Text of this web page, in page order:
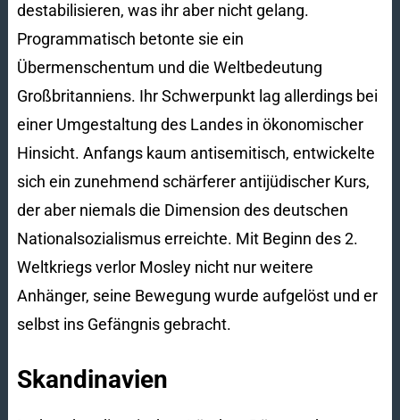
destabilisieren, was ihr aber nicht gelang.
Programmatisch betonte sie ein
Übermenschentum und die Weltbedeutung
Großbritanniens. Ihr Schwerpunkt lag allerdings bei
einer Umgestaltung des Landes in ökonomischer
Hinsicht. Anfangs kaum antisemitisch, entwickelte
sich ein zunehmend schärferer antijüdischer Kurs,
der aber niemals die Dimension des deutschen
Nationalsozialismus erreichte. Mit Beginn des 2.
Weltkriegs verlor Mosley nicht nur weitere
Anhänger, seine Bewegung wurde aufgelöst und er
selbst ins Gefängnis gebracht.
Skandinavien